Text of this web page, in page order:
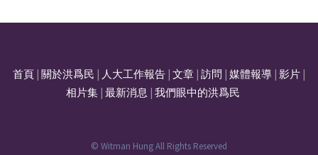
首頁 關於洪爲民 人大工作報告 文章 訪問 媒體報導 影片
相片集| 最新消息 我們眼中的洪爲民
© Witman Hung All Rights Reserved